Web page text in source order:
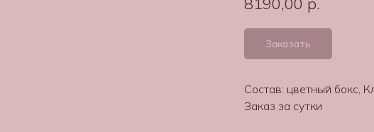
Заказать
Состав: цветный бокс,
Заказ за сутки